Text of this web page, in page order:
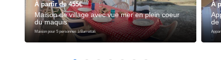
À partir de 455€
Maison de village avec vue mer en plein coeur
du maquis
Maison pour 5 personnes à Barrettali
À
de